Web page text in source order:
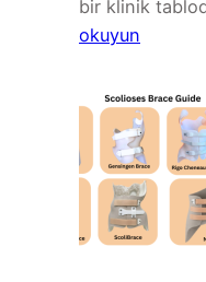
bir klinik
okuyun
Geçiş
Tanı